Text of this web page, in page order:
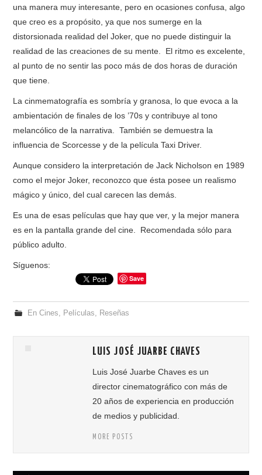
una manera muy interesante, pero en ocasiones confusa, algo
que creo es a propósito, ya que nos sumerge en la
distorsionada realidad del Joker, que no puede distinguir la
realidad de las creaciones de su mente. El ritmo es excelente,
al punto de no sentir las poco más de dos horas de duración
que tiene.
La cinmematografía es sombría y granosa, lo que evoca a la
ambientación de finales de los ’70s y contribuye al tono
melancólico de la narrativa. También se demuestra la
influencia de Scorcesse y de la película Taxi Driver.
Aunque considero la interpretación de Jack Nicholson en 1989
como el mejor Joker, reconozco que ésta posee un realismo
mágico y único, del cual carecen las demás.
Es una de esas películas que hay que ver, y la mejor manera
es en la pantalla grande del cine. Recomendada sólo para
público adulto.
Síguenos:
Save
En Cines, Películas, Reseñas
LUIS JOSÉ JUARBE CHAVES
Luis José Juarbe Chaves es un
director cinematográfico con más de
20 años de experiencia en producción
de medios y publicidad.
MORE POSTS